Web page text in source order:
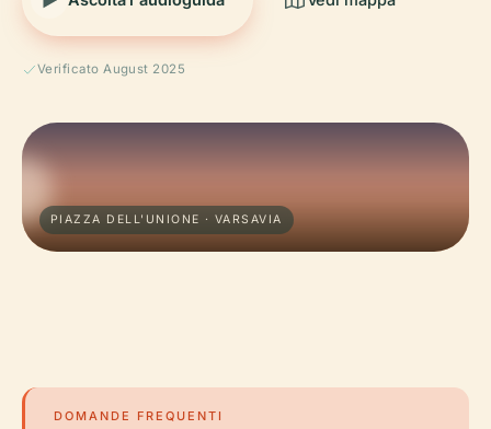
Verificato August 2025
PIAZZA DELL'UNIONE · VARSAVIA
DOMANDE FREQUENTI